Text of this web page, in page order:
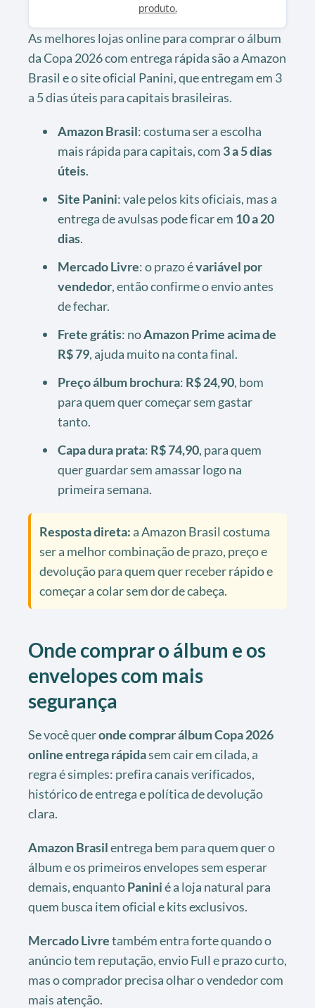
produto.
As melhores lojas online para comprar o álbum
da Copa 2026 com entrega rápida são a Amazon
Brasil e o site oficial Panini, que entregam em 3
a 5 dias úteis para capitais brasileiras.
Amazon Brasil: costuma ser a escolha
mais rápida para capitais, com 3 a 5 dias
úteis.
Site Panini: vale pelos kits oficiais, mas a
entrega de avulsas pode ficar em 10 a 20
dias.
Mercado Livre: o prazo évariável por
vendedor, então confirme o envio antes
de fechar.
Frete grátis: noAmazon Prime acima de
R$ 79, ajuda muito na conta final.
Preço álbum brochura: R$ 24,90, bom
para quem quer começar sem gastar
tanto.
Capa dura prata: R$ 74,90, para quem
quer guardar sem amassar logo na
primeira semana.
Resposta direta:a Amazon Brasil costuma
ser a melhor combinação de prazo, preço e
devolução para quem quer receber rápido e
começar a colar sem dor de cabeça.
Onde comprar o álbum e os
envelopes com mais
segurança
Se você queronde comprar álbum Copa 2026
online entrega rápidasem cair em cilada, a
regra é simples: prefira canais verificados,
histórico de entrega e política de devolução
clara.
Amazon Brasilentrega bem para quem quer o
álbum e os primeiros envelopes sem esperar
demais, enquantoPaninié a loja natural para
quem busca item oficial e kits exclusivos.
Mercado Livretambém entra forte quando o
anúncio tem reputação, envio Full e prazo curto,
mas o comprador precisa olhar o vendedor com
mais atenção.